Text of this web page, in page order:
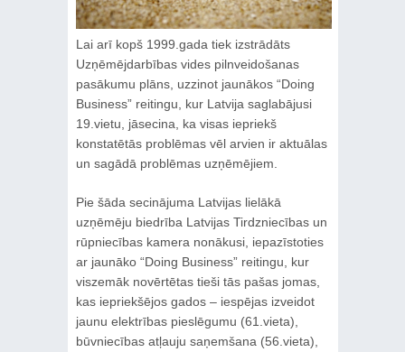
Lai arī kopš 1999.gada tiek izstrādāts
Uzņēmējdarbības vides pilnveidošanas
pasākumu plāns, uzzinot jaunākos “Doing
Business” reitingu, kur Latvija saglabājusi
19.vietu, jāsecina, ka visas iepriekš
konstatētās problēmas vēl arvien ir aktuālas
un sagādā problēmas uzņēmējiem.
Pie šāda secinājuma Latvijas lielākā
uzņēmēju biedrība Latvijas Tirdzniecības un
rūpniecības kamera nonākusi, iepazīstoties
ar jaunāko “Doing Business” reitingu, kur
viszemāk novērtētas tieši tās pašas jomas,
kas iepriekšējos gados – iespējas izveidot
jaunu elektrības pieslēgumu (61.vieta),
būvniecības atļauju saņemšana (56.vieta),